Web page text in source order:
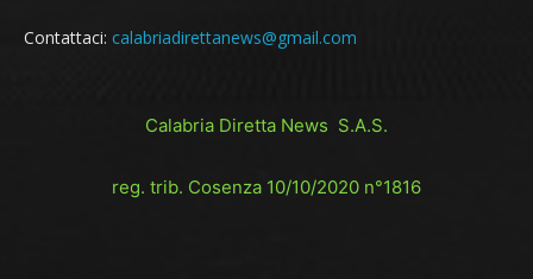
Contattaci: calabriadirettanews@gmail.com
Calabria Diretta News S.A.S.
reg. trib. Cosenza 10/10/2020 n°1816